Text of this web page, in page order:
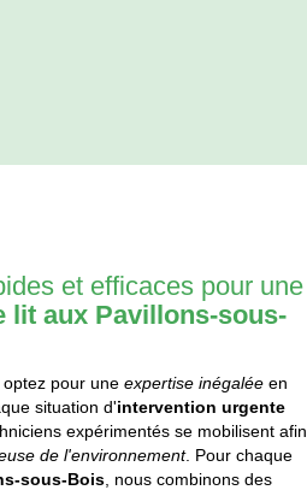
et efficaces pour une
lit aux Pavillons-sous-
optez pour uneexpertise inégalée en
situation d'intervention urgente
expérimentés se mobilisent afin
de l'environnement. Pour chaque
sous-Bois, nous combinons des